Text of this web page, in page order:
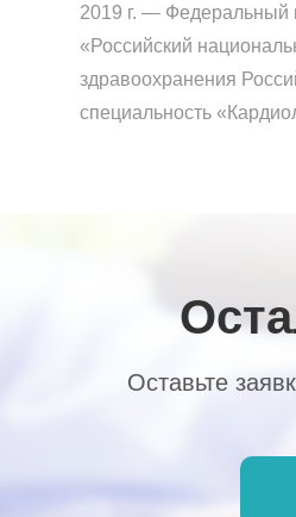
2019 г. — Федеральный
«Российский
здравоохранения
специальность
Оставьте